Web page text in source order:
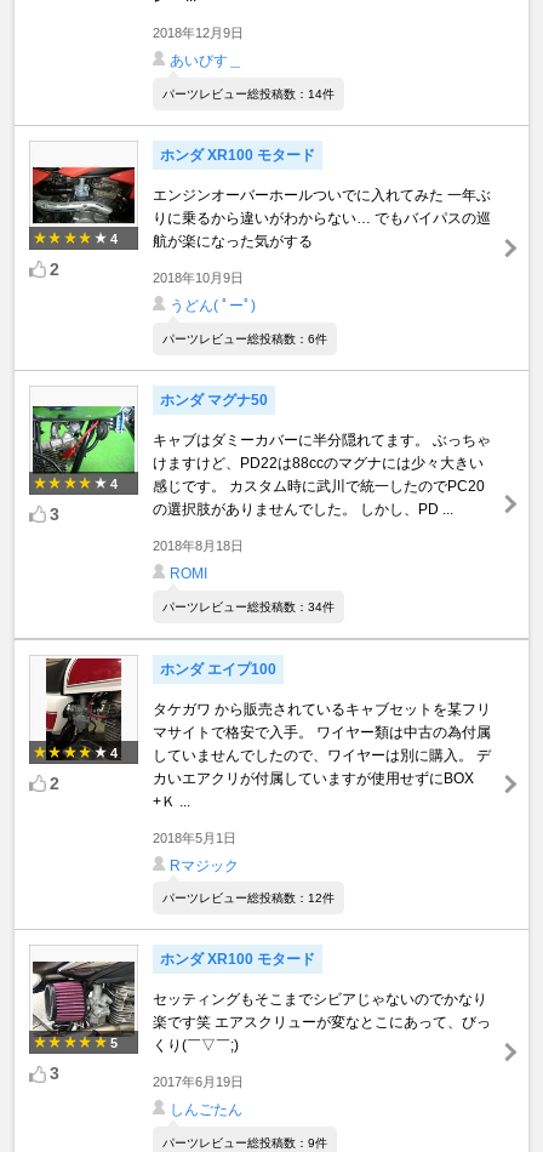
2018年12月9日
あいびす＿
パーツレビュー総投稿数：14件
4
2
ホンダ XR100 モタード
エンジンオーバーホールついでに入れてみた 一年ぶ
りに乗るから違いがわからない… でもバイパスの巡
航が楽になった気がする
2018年10月9日
うどん( ﾟーﾟ)
パーツレビュー総投稿数：6件
4
3
ホンダ マグナ50
キャブはダミーカバーに半分隠れてます。 ぶっちゃ
けますけど、PD22は88ccのマグナには少々大きい
感じです。 カスタム時に武川で統一したのでPC20
の選択肢がありませんでした。 しかし、PD ...
2018年8月18日
ROMI
パーツレビュー総投稿数：34件
4
2
ホンダ エイプ100
タケガワ から販売されているキャブセットを某フリ
マサイトで格安で入手。 ワイヤー類は中古の為付属
していませんでしたので、ワイヤーは別に購入。 デ
カいエアクリが付属していますが使用せずにBOX
+Ｋ ...
2018年5月1日
Rマジック
パーツレビュー総投稿数：12件
5
3
ホンダ XR100 モタード
セッティングもそこまでシビアじゃないのでかなり
楽です笑 エアスクリューが変なとこにあって、びっ
くり(￣▽￣;)
2017年6月19日
しんごたん
パーツレビュー総投稿数：9件